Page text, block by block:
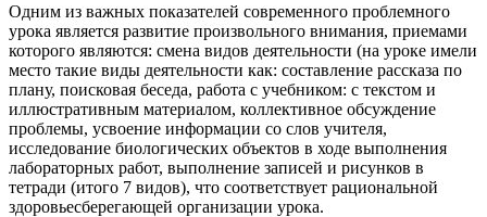
Одним из важных показателей современного проблемного
урока является развитие произвольного внимания, приемами
которого являются: смена видов деятельности (на уроке имели
место такие виды деятельности как: составление рассказа по
плану, поисковая беседа, работа с учебником: с текстом и
иллюстративным материалом, коллективное обсуждение
проблемы, усвоение информации со слов учителя,
исследование биологических объектов в ходе выполнения
лабораторных работ, выполнение записей и рисунков в
тетради (итого 7 видов), что соответствует рациональной
здоровьесберегающей организации урока.